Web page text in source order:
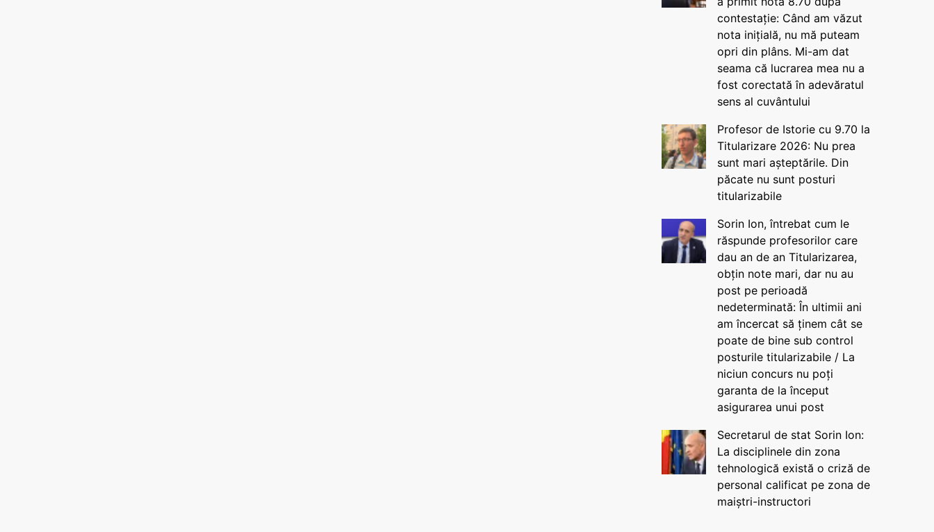
contestație: Când am văzut
nota inițială, nu mă puteam
opri din plâns. Mi-am dat
seama că lucrarea mea nu a
fost corectată în adevăratul
sens al cuvântului
Profesor de Istorie cu 9.70 la
Titularizare 2026: Nu prea
sunt mari așteptările. Din
păcate nu sunt posturi
titularizabile
Sorin Ion, întrebat cum le
răspunde profesorilor care
dau an de an Titularizarea,
obțin note mari, dar nu au
post pe perioadă
nedeterminată: În ultimii ani
am încercat să ținem cât se
poate de bine sub control
posturile titularizabile / La
niciun concurs nu poți
garanta de la început
asigurarea unui post
Secretarul de stat Sorin Ion:
La disciplinele din zona
tehnologică există o criză de
personal calificat pe zona de
maiștri-instructori